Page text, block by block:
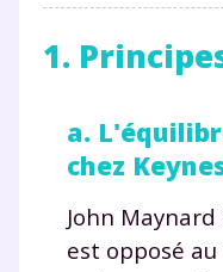
1.
a.
chez
John
est opposé